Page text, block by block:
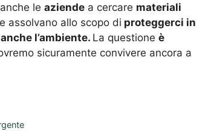
le aziende a cercare materiali
assolvano allo scopo di proteggerci in
l’ambiente. La questione è
sicuramente convivere ancora a